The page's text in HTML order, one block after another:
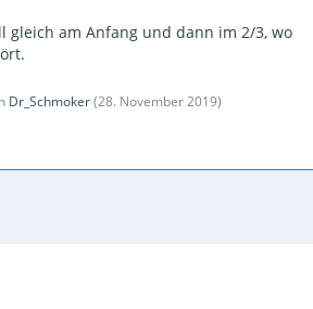
gleich am Anfang und dann im 2/3, wo
Dr_Schmoker(28. November 2019)